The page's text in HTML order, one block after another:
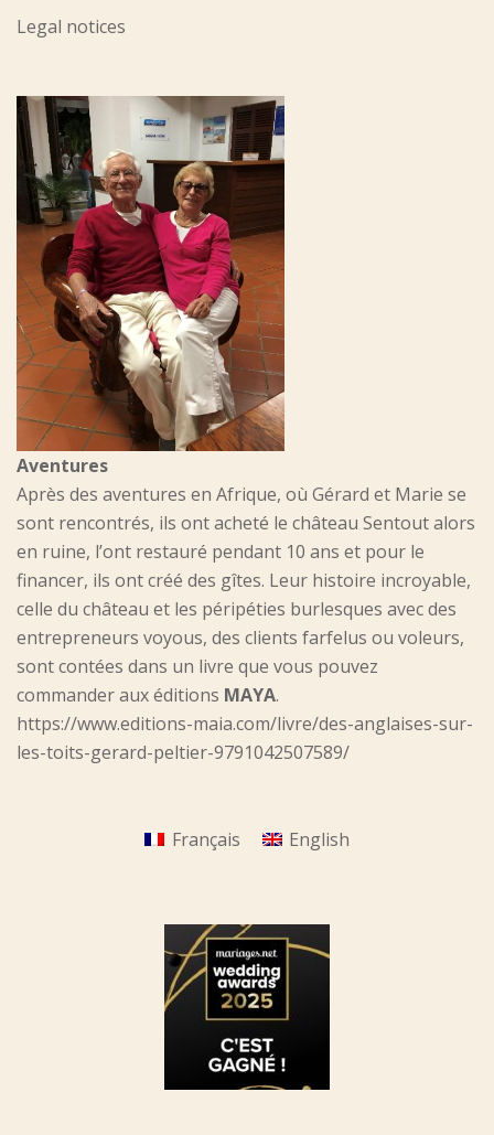
Legal notices
Aventures
Après des aventures en Afrique, où Gérard et Marie se
sont rencontrés, ils ont acheté le château Sentout alors
en ruine, l’ont restauré pendant 10 ans et pour le
financer, ils ont créé des gîtes. Leur histoire incroyable,
celle du château et les péripéties burlesques avec des
entrepreneurs voyous, des clients farfelus ou voleurs,
sont contées dans un livre que vous pouvez
commander aux éditions MAYA.
https://www.editions-maia.com/livre/des-anglaises-sur-
les-toits-gerard-peltier-9791042507589/
Français English